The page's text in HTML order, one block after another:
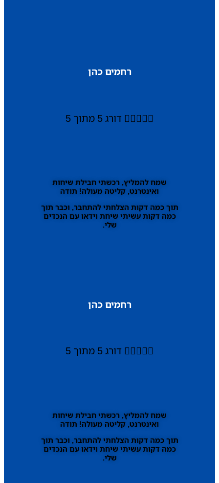
רחמים כהן
 דורג 5 מתוך 5
שמח להמליץ, רכשתי חבילת שיחות
ואינטרנט, קליטה מעולה! תודה
תוך כמה דקות הצלחתי להתחבר, וכבר תוך
כמה דקות עשיתי שיחת וידאו עם הנכדים
שלי.
רחמים כהן
 דורג 5 מתוך 5
שמח להמליץ, רכשתי חבילת שיחות
ואינטרנט, קליטה מעולה! תודה
תוך כמה דקות הצלחתי להתחבר, וכבר תוך
כמה דקות עשיתי שיחת וידאו עם הנכדים
שלי.